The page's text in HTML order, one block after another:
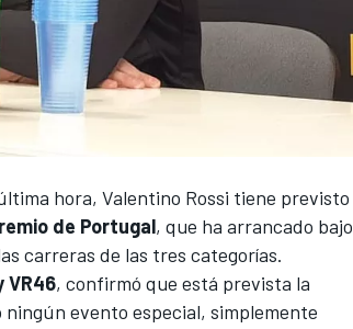
hora, Valentino Rossi tiene previsto
de Portugal, que ha arrancado bajo
carreras de las tres categorías.
VR46, confirmó que está prevista la
evento especial, simplemente